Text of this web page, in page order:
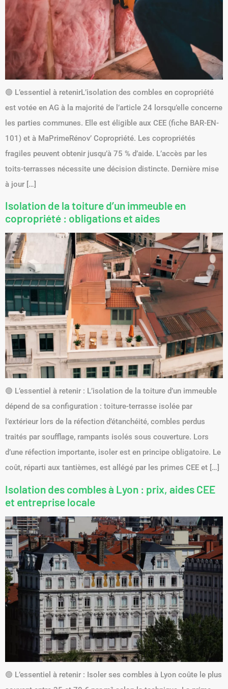
🟢 L’essentiel à retenirL’isolation des combles en copropriété
est votée en AG à la majorité de l’article 24 lorsqu’elle concerne
les parties communes. Elle est éligible aux CEE (fiche BAR-EN-
101) et à MaPrimeRénov’ Copropriété. Les copropriétés
fragiles peuvent obtenir jusqu’à 75 % d’aide. L’accès par les
toits-terrasses nécessite une décision distincte. Dernière mise
à jour […]
Isolation de la toiture d’un immeuble en
copropriété : obligations et aides
🟢 L’essentiel à retenir : L’isolation de la toiture d’un immeuble
dépend de sa configuration : toiture-terrasse isolée par
l’extérieur lors de la réfection d’étanchéité, combles perdus
traités par soufflage, rampants isolés sous couverture. Lors
d’une réfection importante, isoler est en principe obligatoire. Le
coût, réparti aux tantièmes, est allégé par les primes CEE et […]
Isolation des combles à Lyon : prix, aides CEE
et entreprise locale
🟢 L’essentiel à retenir : Isoler ses combles à Lyon coûte le plus